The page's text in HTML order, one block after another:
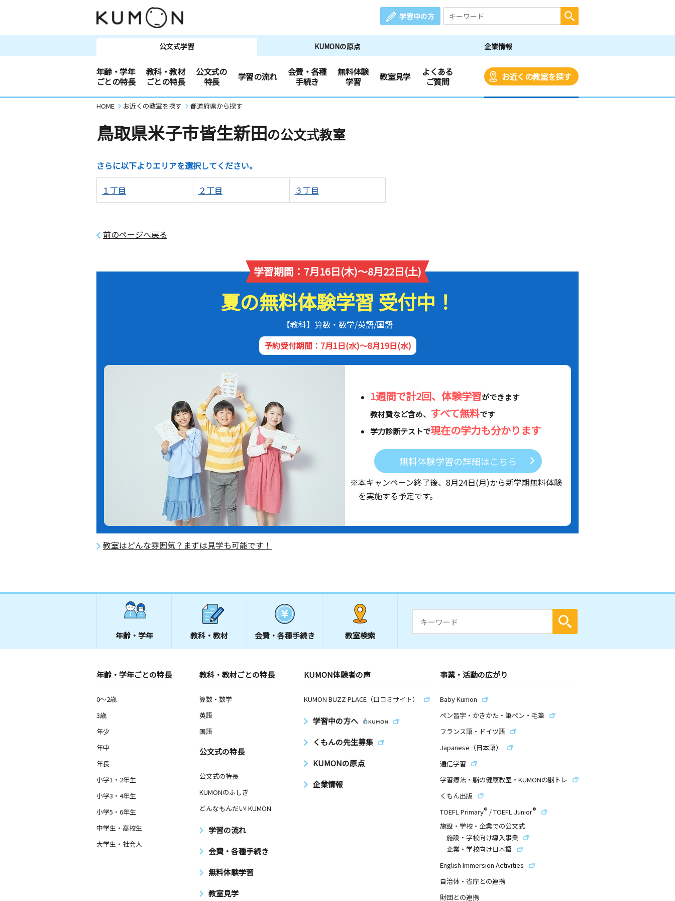
学習中の方
公文式学習 KUMONの原点 企業情報
年齢・学年
ごとの特長
教科・教材
ごとの特長
公文式の
特長
学習の流れ
会費・各種
手続き
無料体験
学習
教室見学
よくある
ご質問
お近くの教室を探す
HOME お近くの教室を探す 都道府県から探す
鳥取県米子市皆生新田の公文式教室
さらに以下よりエリアを選択してください。
１丁目 ２丁目 ３丁目
前のページへ戻る
学習期間：7月16日(木)～8月22日(土)
夏の無料体験学習 受付中！
【教科】算数・数学/英語/国語
予約受付期間：7月1日(水)～8月19日(水)
1週間で計2回、体験学習ができます
教材費など含め、 すべて無料です
学力診断テストで現在の学力も分かります
無料体験学習の詳細はこちら
※本キャンペーン終了後、 8月24日(月)から新学期無料体験
を実施する予定です。
教室はどんな雰囲気？まずは見学も可能です！
年齢・学年 教科・教材 会費・ 各種手続き 教室検索
年齢・学年ごとの特長
0～2歳
3歳
年少
年中
年長
小学1・2年生
小学3・4年生
小学5・6年生
中学生・高校生
大学生・社会人
教科・教材ごとの特長
算数・数学
英語
国語
公文式の特長
公文式の特長
KUMONのふしぎ
どんなもんだい! KUMON
学習の流れ
会費・各種手続き
無料体験学習
教室見学
KUMON体験者の声
KUMON BUZZ PLACE（口コミサイト）
学習中の方へ
くもんの先生募集
KUMONの原点
企業情報
事業・活動の広がり
Baby Kumon
ペン習字・かきかた・筆ペン・毛筆
フランス語・ドイツ語
Japanese（日本語）
通信学習
学習療法・脳の健康教室・KUMONの脳トレ
くもん出版
TOEFL Primary® /TOEFL Junior®
施設・学校・企業での公文式
施設・学校向け導入事業
企業・学校向け日本語
English Immersion Activities
自治体・省庁との連携
財団との連携